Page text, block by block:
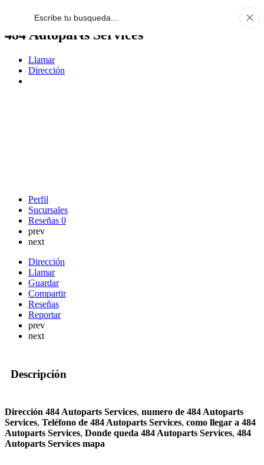
484 Autoparts Services
Llamar
Dirección
Perfil
Sucursales
Reseñas 0
prev
next
Dirección
Llamar
Guardar
Compartir
Reseñas
Reportar
prev
next
Descripción
Dirección 484 Autoparts Services, numero de 484 Autoparts
Services, Teléfono de 484 Autoparts Services, como llegar a 484
Autoparts Services, Donde queda 484 Autoparts Services, 484
Autoparts Services mapa